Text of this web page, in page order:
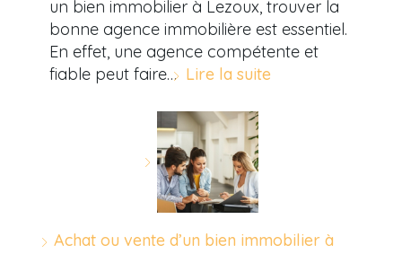
un bien immobilier à Lezoux, trouver la
bonne agence immobilière est essentiel.
En effet, une agence compétente et
fiable peut faire… Lire la suite
Achat ou vente d’un bien immobilier à